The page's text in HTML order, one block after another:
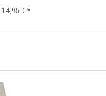
14,95 € *